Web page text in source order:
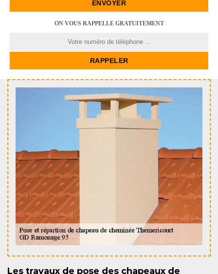
ON VOUS RAPPELLE GRATUITEMENT
Les travaux de pose des chapeaux de